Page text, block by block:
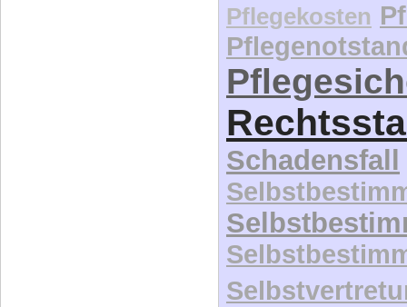
Pflegekosten
Schadensfall